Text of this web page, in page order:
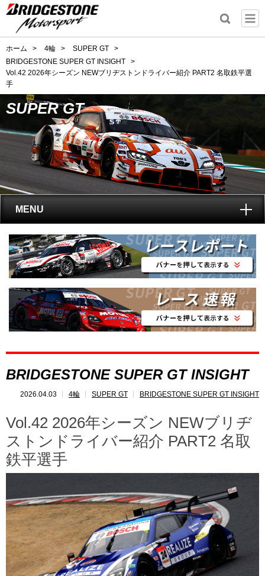
ホーム > 4輪 > SUPER GT
>
BRIDGESTONE SUPER GT INSIGHT
>
Vol.42 2026年シーズン NEWブリヂストンドライバー紹介 PART2 名取鉄平選
手
SUPER GT
MENU
トップ
SUPER GTとは?
レポート
速報
レース開催スケジュール
SUPERGTINSIGHT
BRIDGESTONE SUPER GT INSIGHT
2026.04.03 4輪 SUPER GT BRIDGESTONE SUPER GT INSIGHT
Vol.42 2026年シーズン NEWブリヂ
ストンドライバー紹介 PART2 名取
鉄平選手